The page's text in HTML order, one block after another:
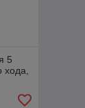
5
хода,